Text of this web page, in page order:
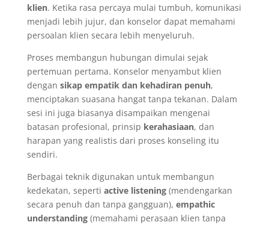
klien. Ketika rasa percaya mulai tumbuh, komunikasi
menjadi lebih jujur, dan konselor dapat memahami
persoalan klien secara lebih menyeluruh.
Proses membangun hubungan dimulai sejak
pertemuan pertama. Konselor menyambut klien
dengan sikap empatik dan kehadiran penuh,
menciptakan suasana hangat tanpa tekanan. Dalam
sesi ini juga biasanya disampaikan mengenai
batasan profesional, prinsip kerahasiaan, dan
harapan yang realistis dari proses konseling itu
sendiri.
Berbagai teknik digunakan untuk membangun
kedekatan, seperti active listening(mendengarkan
secara penuh dan tanpa gangguan), empathic
understanding(memahami perasaan klien tanpa